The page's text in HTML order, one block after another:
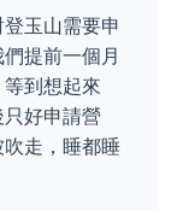
玉山需要申
提前一個月
到想起來
好申請營
走，睡都睡